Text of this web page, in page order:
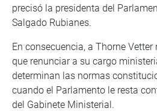
precisó la presidenta del
Salgado Rubianes.
En consecuencia, a Thorne
que renunciar a su cargo
determinan las normas
cuando el Parlamento le resta
del Gabinete Ministerial.